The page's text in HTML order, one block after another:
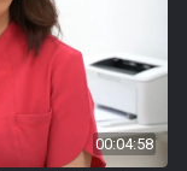
00:04:58